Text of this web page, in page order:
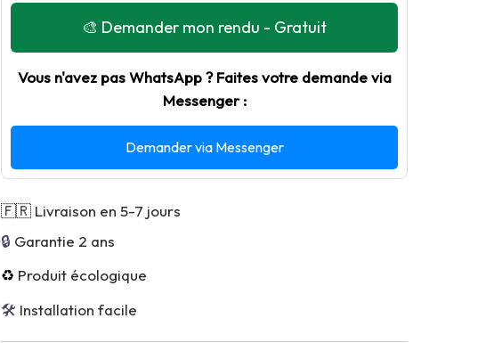
🎨 Demander mon rendu - Gratuit
Vous n'avez pas WhatsApp ? Faites votre demande via
Messenger :
Demander via Messenger
🇫🇷 Livraison en 5-7 jours
🔒 Garantie 2 ans
♻️ Produit écologique
🛠 Installation facile